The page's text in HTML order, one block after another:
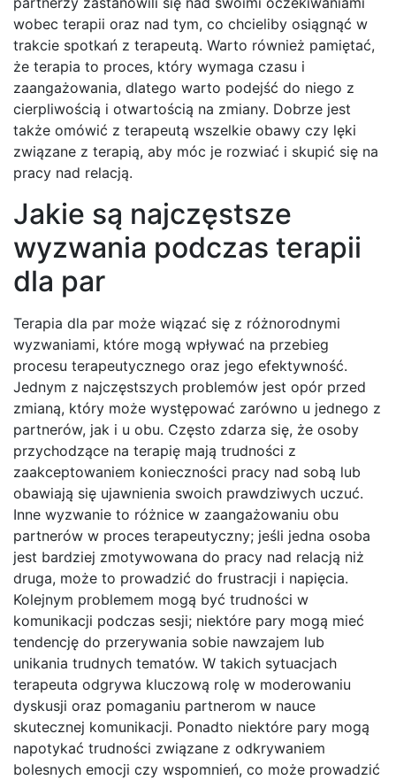
wobec terapii oraz nad tym, co chcieliby osiągnąć w
trakcie spotkań z terapeutą. Warto również pamiętać,
że terapia to proces, który wymaga czasu i
zaangażowania, dlatego warto podejść do niego z
cierpliwością i otwartością na zmiany. Dobrze jest
także omówić z terapeutą wszelkie obawy czy lęki
związane z terapią, aby móc je rozwiać i skupić się na
pracy nad relacją.
Jakie są najczęstsze
wyzwania podczas terapii
dla par
Terapia dla par może wiązać się z różnorodnymi
wyzwaniami, które mogą wpływać na przebieg
procesu terapeutycznego oraz jego efektywność.
Jednym z najczęstszych problemów jest opór przed
zmianą, który może występować zarówno u jednego z
partnerów, jak i u obu. Często zdarza się, że osoby
przychodzące na terapię mają trudności z
zaakceptowaniem konieczności pracy nad sobą lub
obawiają się ujawnienia swoich prawdziwych uczuć.
Inne wyzwanie to różnice w zaangażowaniu obu
partnerów w proces terapeutyczny; jeśli jedna osoba
jest bardziej zmotywowana do pracy nad relacją niż
druga, może to prowadzić do frustracji i napięcia.
Kolejnym problemem mogą być trudności w
komunikacji podczas sesji; niektóre pary mogą mieć
tendencję do przerywania sobie nawzajem lub
unikania trudnych tematów. W takich sytuacjach
terapeuta odgrywa kluczową rolę w moderowaniu
dyskusji oraz pomaganiu partnerom w nauce
skutecznej komunikacji. Ponadto niektóre pary mogą
napotykać trudności związane z odkrywaniem
bolesnych emocji czy wspomnień, co może prowadzić